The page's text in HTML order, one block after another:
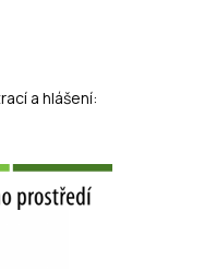
a hlášení: